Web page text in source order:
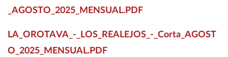
_AGOSTO_2025_MENSUAL.PDF
LA_OROTAVA_-_LOS_REALEJOS_-_Corta_AGOST
O_2025_MENSUAL.PDF